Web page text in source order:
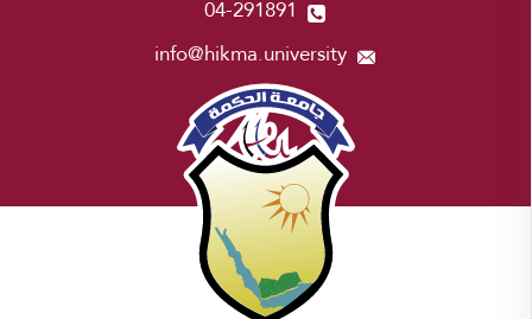
04-291891
info@hikma.university